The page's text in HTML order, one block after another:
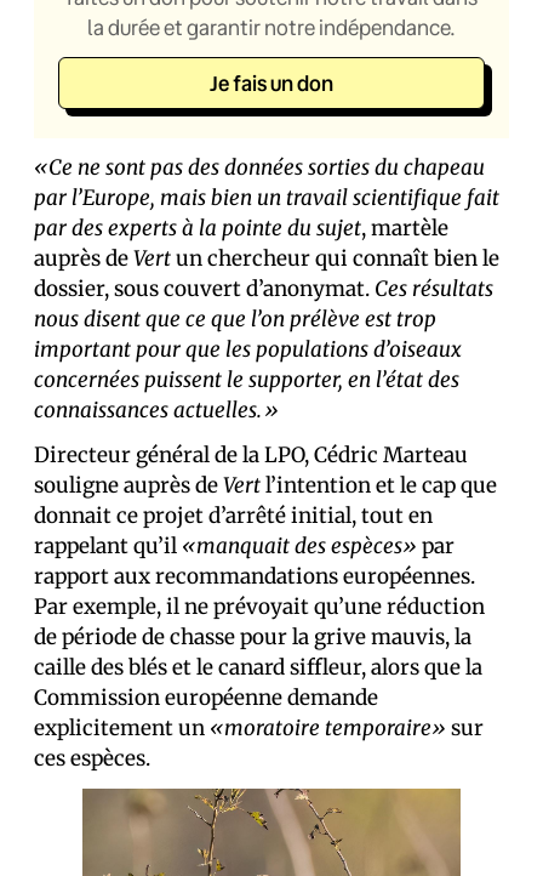
la durée et garantir notre indépendance.
Je fais un don
«Ce ne sont pas des données sorties du chapeau
par l’Europe, mais bien un travail scientifique fait
par des experts à la pointe du sujet, martèle
auprès deVertun chercheur qui connaît bien le
dossier, sous couvert d’anonymat. Ces résultats
nous disent que ce que l’on prélève est trop
important pour que les populationsd’oiseaux
concernées puissent le supporter, en l’état des
connaissances actuelles.»
Directeur général de la LPO, Cédric Marteau
souligne auprès deVertl’intention et le cap que
donnait ce projet d’arrêté initial, tout en
rappelant qu’il «manquait des espèces» par
rapport aux recommandations européennes.
Par exemple, il ne prévoyait qu’une réduction
de période de chasse pour la grive mauvis, la
caille des blés et le canard siffleur, alors que la
Commission européenne demande
explicitement un «moratoire temporaire» sur
ces espèces.